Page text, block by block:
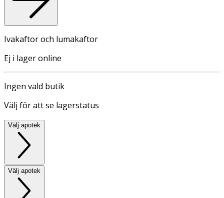
Ivakaftor och lumakaftor
Ej i lager online
Ingen vald butik
Välj för att se lagerstatus
Välj apotek
Välj apotek